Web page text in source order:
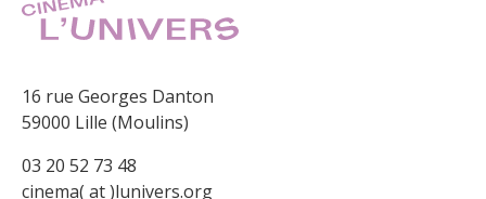
16 rue Georges Danton
59000 Lille (Moulins)
03 20 52 73 48
cinema( at )lunivers.org